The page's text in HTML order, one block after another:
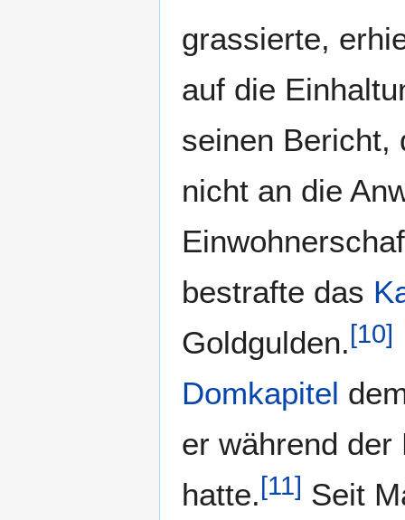
grassierte,
auf die
seinen
nicht an die
bestrafte das
Goldgulden.[10]
Domkapitel
er während der
hatte.[11] Seit